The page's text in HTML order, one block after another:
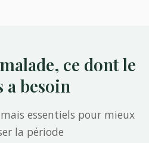
ce dont le
a besoin
essentiels pour mieux
la période